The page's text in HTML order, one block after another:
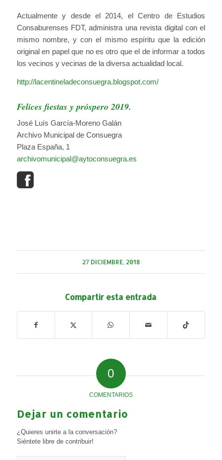
Actualmente y desde el 2014, el Centro de Estudios
Consaburenses FDT, administra una revista digital con el
mismo nombre, y con el mismo espíritu que la edición
original en papel que no es otro que el de informar a todos
los vecinos y vecinas de la diversa actualidad local.
http://lacentineladeconsuegra.blogspot.com/
Felices fiestas y próspero 2019.
José Luís García-Moreno Galán
Archivo Municipal de Consuegra
Plaza España, 1
archivomunicipal@aytoconsuegra.es
27 DICIEMBRE, 2018
Compartir esta entrada
0
COMENTARIOS
Dejar un comentario
¿Quieres unirte a la conversación?
Siéntete libre de contribuir!